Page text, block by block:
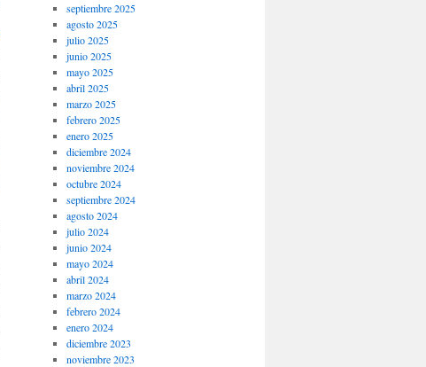
septiembre 2025
agosto 2025
julio 2025
junio 2025
mayo 2025
abril 2025
marzo 2025
febrero 2025
enero 2025
diciembre 2024
noviembre 2024
octubre 2024
septiembre 2024
agosto 2024
julio 2024
junio 2024
mayo 2024
abril 2024
marzo 2024
febrero 2024
enero 2024
diciembre 2023
noviembre 2023